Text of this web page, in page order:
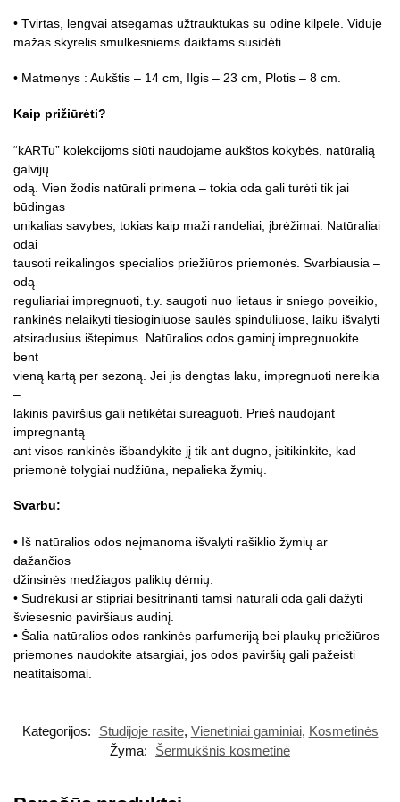
• Tvirtas, lengvai atsegamas užtrauktukas su odine kilpele. Viduje
mažas skyrelis smulkesniems daiktams susidėti.
• Matmenys : Aukštis – 14 cm, Ilgis – 23 cm, Plotis – 8 cm.
Kaip prižiūrėti?
“kARTu” kolekcijoms siūti naudojame aukštos kokybės, natūralią
galvijų
odą. Vien žodis natūrali primena – tokia oda gali turėti tik jai
būdingas
unikalias savybes, tokias kaip maži randeliai, įbrėžimai. Natūraliai
odai
tausoti reikalingos specialios priežiūros priemonės. Svarbiausia –
odą
reguliariai impregnuoti, t.y. saugoti nuo lietaus ir sniego poveikio,
rankinės nelaikyti tiesioginiuose saulės spinduliuose, laiku išvalyti
atsiradusius ištepimus. Natūralios odos gaminį impregnuokite
bent
vieną kartą per sezoną. Jei jis dengtas laku, impregnuoti nereikia
–
lakinis paviršius gali netikėtai sureaguoti. Prieš naudojant
impregnantą
ant visos rankinės išbandykite jį tik ant dugno, įsitikinkite, kad
priemonė tolygiai nudžiūna, nepalieka žymių.
Svarbu:
• Iš natūralios odos neįmanoma išvalyti rašiklio žymių ar
dažančios
džinsinės medžiagos paliktų dėmių.
• Sudrėkusi ar stipriai besitrinanti tamsi natūrali oda gali dažyti
šviesesnio paviršiaus audinį.
• Šalia natūralios odos rankinės parfumeriją bei plaukų priežiūros
priemones naudokite atsargiai, jos odos paviršių gali pažeisti
neatitaisomai.
Kategorijos: Studijoje rasite, Vienetiniai gaminiai, Kosmetinės
Žyma:
Šermukšnis kosmetinė